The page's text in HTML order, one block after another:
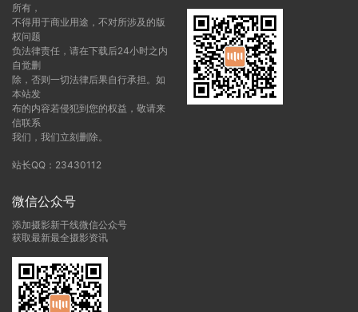
所有，
不得用于商业用途，不对所涉及的版
权问题
负法律责任，请在下载后24小时之内
自觉删
除，否则一切法律后果自行承担。如
本站发
布的内容若侵犯到您的权益，敬请来
信联系
我们，我们立刻删除。
站长QQ：23430112
微信公众号
添加摄影新干线微信公众号
获取最新最全摄影资讯